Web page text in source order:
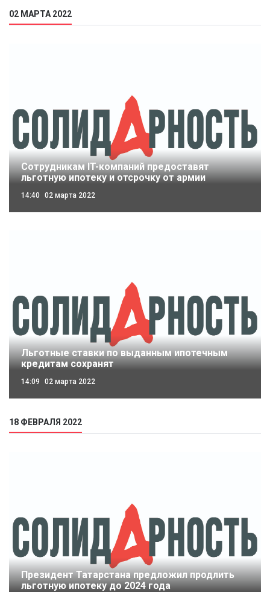
02 МАРТА 2022
Сотрудникам IT-компаний предоставят
льготную ипотеку и отсрочку от армии
14:40 02 марта 2022
Льготные ставки по выданным ипотечным
кредитам сохранят
14:09 02 марта 2022
18 ФЕВРАЛЯ 2022
Президент Татарстана предложил продлить
льготную ипотеку до 2024 года